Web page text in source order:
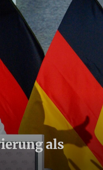
als